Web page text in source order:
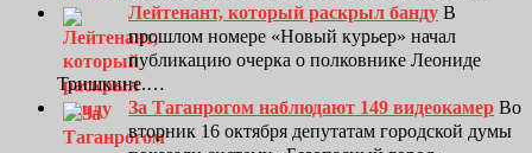
Лейтенант, который раскрыл банду В
прошлом номере «Новый курьер» начал
публикацию очерка о полковнике Леониде
Тришкине.…
За Таганрогом наблюдают 149 видеокамер Во
вторник 16 октября депутатам городской думы